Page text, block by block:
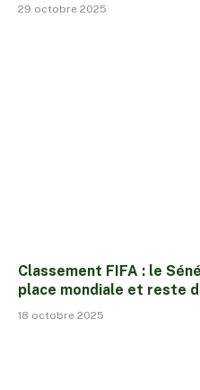
29 octobre 2025
Classement FIFA : le
place mondiale et reste
18 octobre 2025